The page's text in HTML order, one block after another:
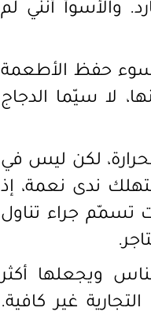
والأسوأ أنني لم
سوء حفظ الأطعمة
لا سيّما الدجاج
لكن ليس في
ندى نعمة، إذ
تسمّم جراء تناول
ويجعلها أكثر
غير كافية.